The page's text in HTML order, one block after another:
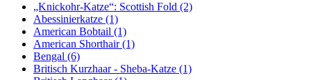
„Knickohr-Katze“: Scottish Fold (2)
Abessinierkatze (1)
American Bobtail (1)
American Shorthair(1)
Bengal (6)
Britisch Kurzhaar - Sheba-Katze (1)